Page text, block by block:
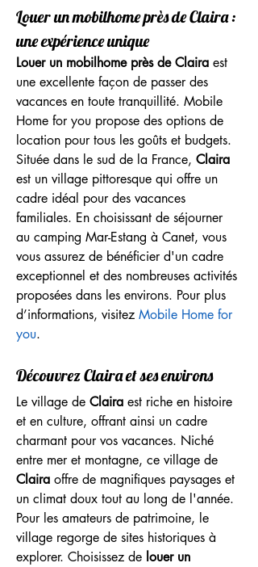
Louer un mobilhome près de Claira :
une expérience unique
Louer un mobilhome près de Claira est
une excellente façon de passer des
vacances en toute tranquillité. Mobile
Home for you propose des options de
location pour tous les goûts et budgets.
Située dans le sud de la France, Claira
est un village pittoresque qui offre un
cadre idéal pour des vacances
familiales. En choisissant de séjourner
au camping Mar-Estang à Canet, vous
vous assurez de bénéficier d'un cadre
exceptionnel et des nombreuses activités
proposées dans les environs. Pour plus
d’informations, visitez Mobile Home for
you.
Découvrez Claira et ses environs
Le village de Claira est riche en histoire
et en culture, offrant ainsi un cadre
charmant pour vos vacances. Niché
entre mer et montagne, ce village de
Claira offre de magnifiques paysages et
un climat doux tout au long de l'année.
Pour les amateurs de patrimoine, le
village regorge de sites historiques à
explorer. Choisissez de louer un